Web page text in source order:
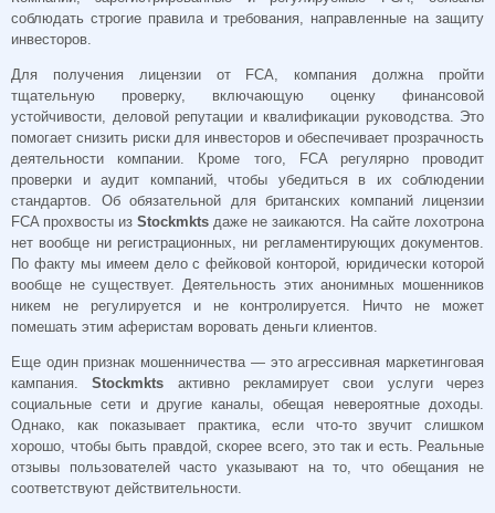
соблюдать строгие правила и требования, направленные на защиту
инвесторов.
Для получения лицензии от FCA, компания должна пройти
тщательную проверку, включающую оценку финансовой
устойчивости, деловой репутации и квалификации руководства. Это
помогает снизить риски для инвесторов и обеспечивает прозрачность
деятельности компании. Кроме того, FCA регулярно проводит
проверки и аудит компаний, чтобы убедиться в их соблюдении
стандартов. Об обязательной для британских компаний лицензии
FCA прохвосты из Stockmkts даже не заикаются. На сайте лохотрона
нет вообще ни регистрационных, ни регламентирующих документов.
По факту мы имеем дело с фейковой конторой, юридически которой
вообще не существует. Деятельность этих анонимных мошенников
никем не регулируется и не контролируется. Ничто не может
помешать этим аферистам воровать деньги клиентов.
Еще один признак мошенничества — этоагрессивная маркетинговая
кампания.Stockmkts активно рекламирует свои услуги через
социальные сети и другие каналы, обещая невероятные доходы.
Однако, как показывает практика, если что-то звучит слишком
хорошо, чтобы быть правдой, скорее всего, это так и есть. Реальные
отзывы пользователей часто указывают на то, что обещания не
соответствуют действительности.